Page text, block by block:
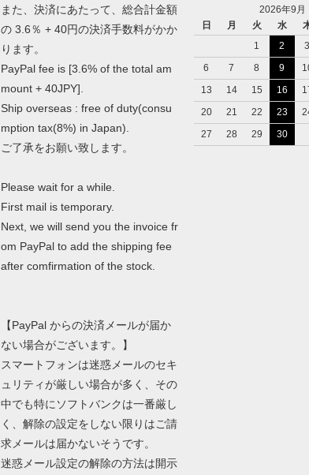
また、決済にあたって、総合計金額
の 3.6％ + 40円の決済手数料がかか
ります。
PayPal fee is [3.6% of the total am
mount + 40JPY].
Ship overseas : free of duty(consu
mption tax(8%) in Japan).
ご了承をお願い致します。
Please wait for a while.
First mail is temporary.
Next, we will send you the invoice fr
om PayPal to add the shipping fee
after comfirmation of the stock.
【PayPal からの決済メールが届か
ない場合がございます。】
スマートフォンは迷惑メールのセキ
ュリティが厳しい場合が多く、その
中でも特にソフトバンクは一番厳し
く、解除の設定をしない限りはご請
求メールは届かないそうです。
迷惑メール設定の解除の方法は開示
2026年9月
日
月 火 水
1
2 3
6
7 8 9
13
14 15 16
20
21 22 23
27
28 29 30